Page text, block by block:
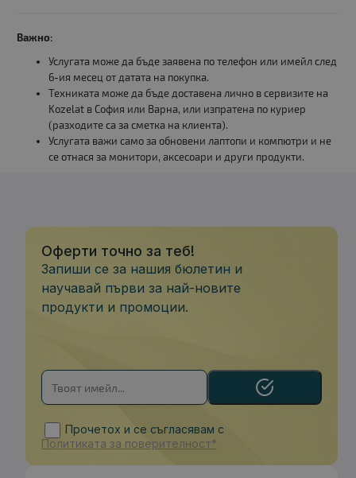
Важно:
Услугата може да бъде заявена по телефон или имейл след
6-ия месец от датата на покупка.
Техниката може да бъде доставена лично в сервизите на
Kozelat в София или Варна, или изпратена по куриер
(разходите са за сметка на клиента).
Услугата важи само за обновени лаптопи и компютри и не
се отнася за монитори, аксесоари и други продукти.
Оферти точно за теб!
Запиши се за нашия бюлетин и
научавай първи за най-новите
продукти и промоции.
Прочетох и се съгласявам с
Политиката за поверителност*